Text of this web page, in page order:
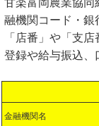
甘楽富岡農業協同
融機関コード・銀
「店番」や「支
登録や給与振込、
金融機関名